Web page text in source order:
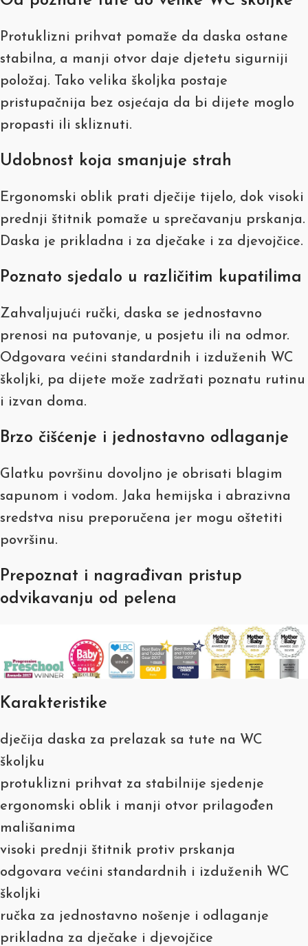
Protuklizni prihvat pomaže da daska ostane
stabilna, a manji otvor daje djetetu sigurniji
položaj. Tako velika školjka postaje
pristupačnija bez osjećaja da bi dijete moglo
propasti ili skliznuti.
Udobnost koja smanjuje strah
Ergonomski oblik prati dječije tijelo, dok visoki
prednji štitnik pomaže u sprečavanju prskanja.
Daska je prikladna i za dječake i za djevojčice.
Poznato sjedalo u različitim kupatilima
Zahvaljujući ručki, daska se jednostavno
prenosi na putovanje, u posjetu ili na odmor.
Odgovara većini standardnih i izduženih WC
školjki, pa dijete može zadržati poznatu rutinu
i izvan doma.
Brzo čišćenje i jednostavno odlaganje
Glatku površinu dovoljno je obrisati blagim
sapunom i vodom. Jaka hemijska i abrazivna
sredstva nisu preporučena jer mogu oštetiti
površinu.
Prepoznat i nagrađivan pristup
odvikavanju od pelena
Karakteristike
dječija daska za prelazak sa tute na WC
školjku
protuklizni prihvat za stabilnije sjedenje
ergonomski oblik i manji otvor prilagođen
mališanima
visoki prednji štitnik protiv prskanja
odgovara većini standardnih i izduženih WC
školjki
ručka za jednostavno nošenje i odlaganje
prikladna za dječake i djevojčice